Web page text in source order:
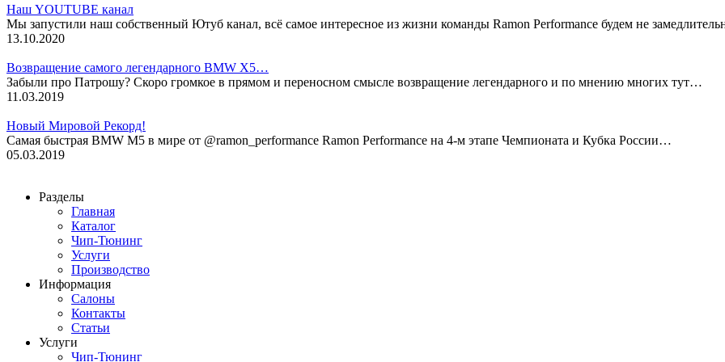
Наш YOUTUBE канал
Мы запустили наш собственный Ютуб канал, всё самое интересное из жизни команды Ramon Performance будем не
13.10.2020
Возвращение самого легендарного BMW X5…
Забыли про Патрошу? Скоро громкое в прямом и переносном смысле возвращение легендарного и по мнению многих тут…
11.03.2019
Новый Мировой Рекорд!
Cамая быстрая BMW M5 в мире от @ramon_performance Ramon Performance на 4-м этапе Чемпионата и Кубка России…
05.03.2019
Разделы
Главная
Каталог
Чип-Тюнинг
Услуги
Производство
Информация
Салоны
Контакты
Статьи
Услуги
Чип-Тюнинг